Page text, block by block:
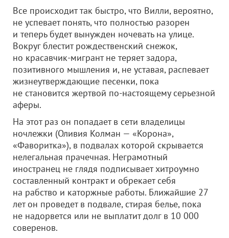
Все происходит так быстро, что Вилли, вероятно,
не успевает понять, что полностью разорен
и теперь будет вынужден ночевать на улице.
Вокруг блестит рождественский снежок,
но красавчик-мигрант не теряет задора,
позитивного мышления и, не уставая, распевает
жизнеутверждающие песенки, пока
не становится жертвой по-настоящему серьезной
аферы.
На этот раз он попадает в сети владелицы
ночлежки (Оливия Колман — «Корона»,
«Фаворитка»), в подвалах которой скрывается
нелегальная прачечная. Неграмотный
иностранец не глядя подписывает хитроумно
составленный контракт и обрекает себя
на рабство и каторжные работы. Ближайшие 27
лет он проведет в подвале, стирая белье, пока
не надорвется или не выплатит долг в 10 000
соверенов.